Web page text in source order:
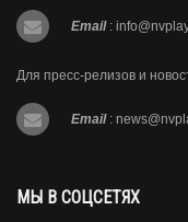
Email :
Для пресс-релизов и
Email :
МЫ В СОЦСЕТЯХ